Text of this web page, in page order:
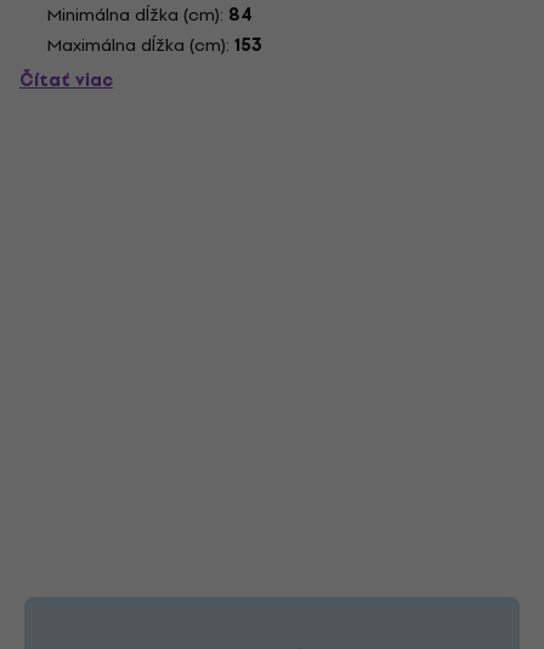
Minimálna dĺžka (cm): 84
Maximálna dĺžka (cm): 153
Čítať viac